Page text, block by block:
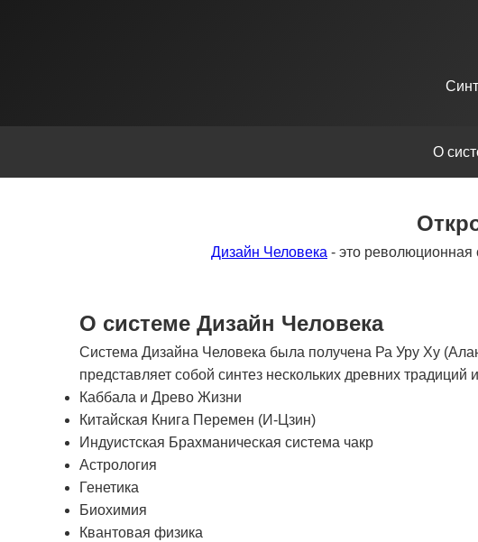
О
Дизайн Человека - это
О системе Дизайн Человека
Система Дизайна Человека была получена Ра Уру Ху
представляет собой синтез нескольких древних
Каббала и Древо Жизни
Китайская Книга Перемен (И-Цзин)
Индуистская Брахманическая система чакр
Астрология
Генетика
Биохимия
Квантовая физика